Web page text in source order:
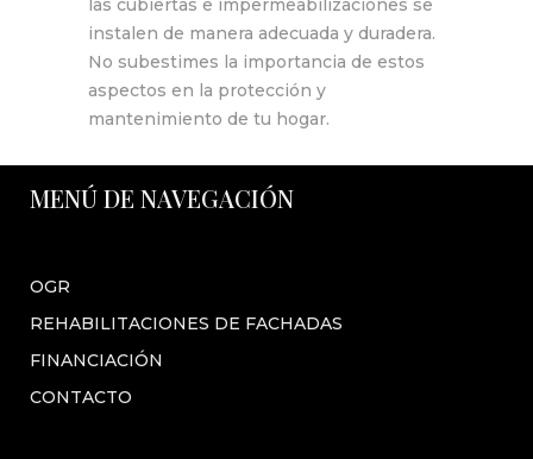
las cubiertas e impermeabilizaciones se
instalen de manera adecuada y duradera.
No subestimes la importancia de estos
aspectos en la protección y
mantenimiento de tu hogar.
MENÚ DE NAVEGACIÓN
OGR
REHABILITACIONES DE FACHADAS
FINANCIACIÓN
CONTACTO